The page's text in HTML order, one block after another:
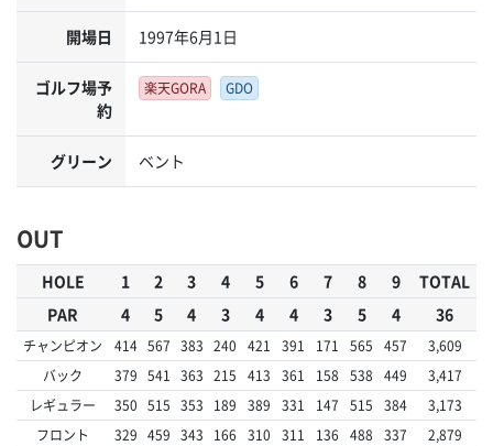
開場日 1997年6月1日
ゴルフ場予
約
楽天GORA GDO
グリーン ベント
OUT
HOLE 1 2 3 4 5 6 7 8 9
TOTAL
PAR
4 5 4 3 4 4 3 5 4 36
チャンピオン 414 567 383 240 421 391 171 565 457
3,609
バック
379 541 363 215 413 361 158 538 449
3,417
レギュラー
350 515 353 189 389 331 147 515 384
3,173
フロント
329 459 343 166 310 311 136 488 337
2,879